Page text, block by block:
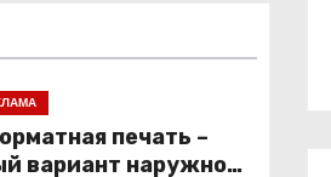
печать –
вариант наружной